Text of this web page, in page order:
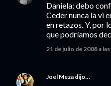
Daniela: debo
Ceder nunca la vi
en retazos. Y, por
que podríamos
21 de julio de 2008 a las
Joel Meza dijo…